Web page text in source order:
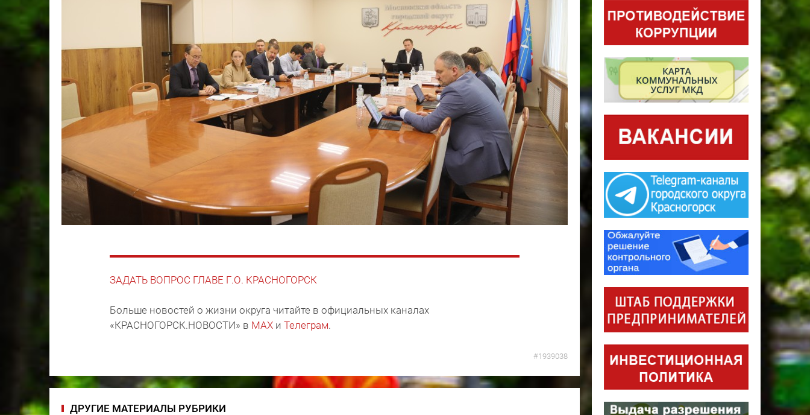
ЗАДАТЬ ВОПРОС ГЛАВЕ Г.О. КРАСНОГОРСК
Больше новостей о жизни округа читайте в официальных каналах
«КРАСНОГОРСК.НОВОСТИ» в MAX и Телеграм.
#1939038
ДРУГИЕ МАТЕРИАЛЫ РУБРИКИ